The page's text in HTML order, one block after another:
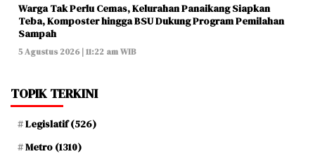
Warga Tak Perlu Cemas, Kelurahan Panaikang Siapkan
Teba, Komposter hingga BSU Dukung Program Pemilahan
Sampah
5 Agustus 2026 | 11:22 am WIB
TOPIK TERKINI
Legislatif(526)
Metro (1310)